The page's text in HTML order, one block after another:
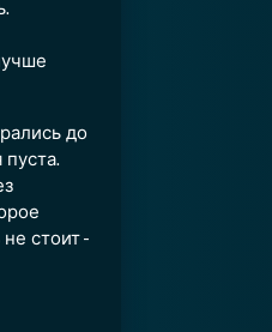
до
стоит -